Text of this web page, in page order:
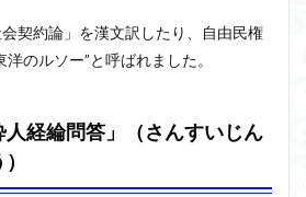
契約論」を漢文訳したり、自由民権
のルソー”と呼ばれました。
経綸問答」（さんすいじん